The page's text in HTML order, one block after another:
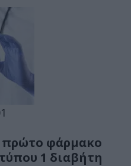
πρώτο φάρμακο
1 διαβήτη